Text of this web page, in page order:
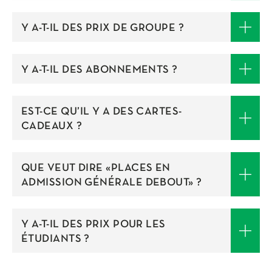
Y A-T-IL DES PRIX DE GROUPE ?
Y A-T-IL DES ABONNEMENTS ?
EST-CE QU’IL Y A DES CARTES-
CADEAUX ?
QUE VEUT DIRE «PLACES EN
ADMISSION GÉNÉRALE DEBOUT» ?
Y A-T-IL DES PRIX POUR LES
ÉTUDIANTS ?